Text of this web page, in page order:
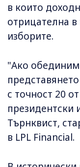
в които
отрицателна
изборите.
"Ако обединим
с точност 20
президентски
Търнквист,
в LPL Financial.